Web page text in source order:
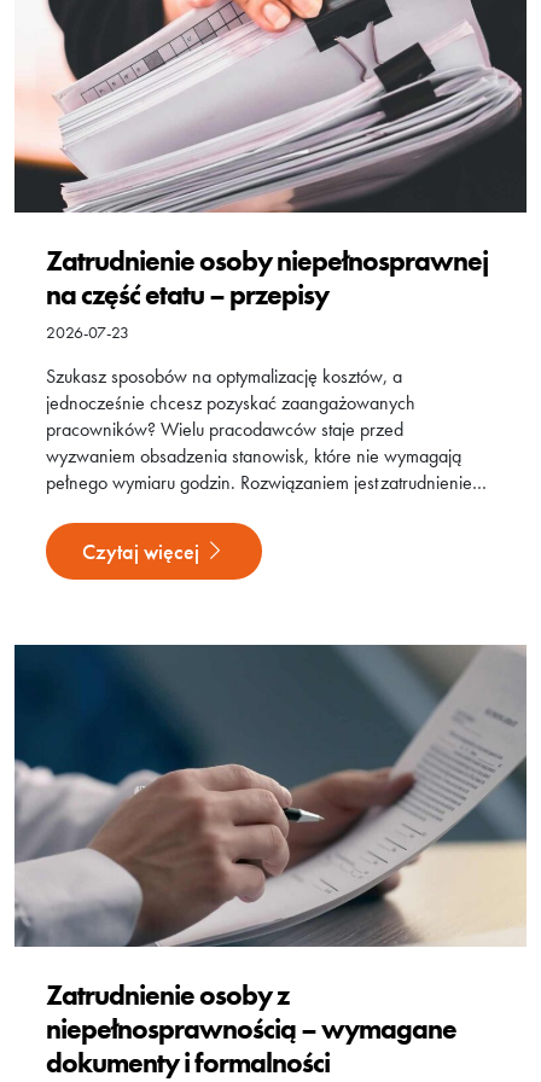
Zatrudnienie osoby niepełnosprawnej
na część etatu – przepisy
2026-07-23
Szukasz sposobów na optymalizację kosztów, a
jednocześnie chcesz pozyskać zaangażowanych
pracowników? Wielu pracodawców staje przed
wyzwaniem obsadzenia stanowisk, które nie wymagają
pełnego wymiaru godzin. Rozwiązaniem jest zatrudnienie…
Czytaj więcej
Zatrudnienie osoby z
niepełnosprawnością – wymagane
dokumenty i formalności